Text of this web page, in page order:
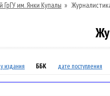
ГрГУ им. Янки Купалы »
издания ББК дате поступления